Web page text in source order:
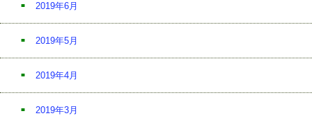
2019年6月
2019年5月
2019年4月
2019年3月